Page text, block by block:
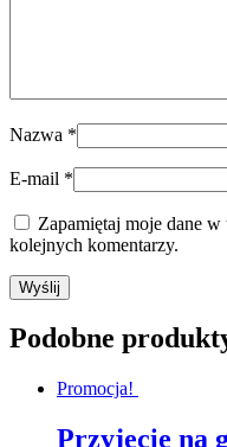
Nazwa *
E-mail *
Zapamiętaj moje dane w
kolejnych komentarzy.
Podobne
Promocja!
Przyjęcie na